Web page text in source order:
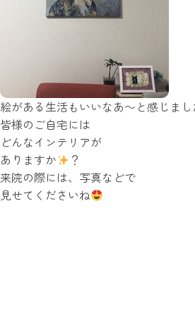
絵がある生活もいいなあ〜と感じま
皆様のご自宅には
どんなインテリアが
ありますか
？
来院の際には、写真などで
見せてくださいね